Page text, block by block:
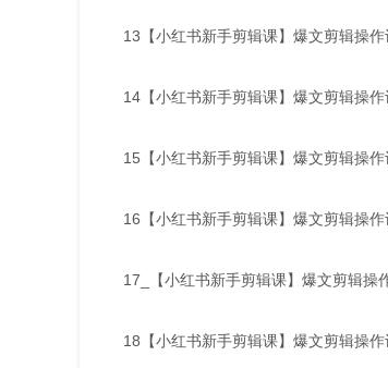
13【小红书新手剪辑课】爆文剪辑操
14【小红书新手剪辑课】爆文剪辑操
15【小红书新手剪辑课】爆文剪辑操
16【小红书新手剪辑课】爆文剪辑操
17_【小红书新手剪辑课】爆文剪辑操
18【小红书新手剪辑课】爆文剪辑操